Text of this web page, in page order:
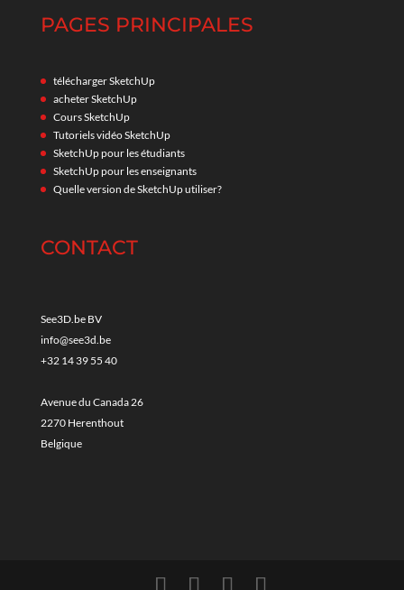
PAGES PRINCIPALES
télécharger SketchUp
acheter SketchUp
Cours SketchUp
Tutoriels vidéo SketchUp
SketchUp pour les étudiants
SketchUp pour les enseignants
Quelle version de SketchUp utiliser?
CONTACT
See3D.be BV
info@see3d.be
+32 14 39 55 40
Avenue du Canada 26
2270 Herenthout
Belgique